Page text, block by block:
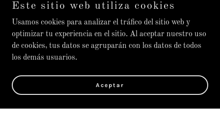
Este sitio web utiliza cookies
Usamos cookies para analizar el tráfico del sitio web y
optimizar tu experiencia en el sitio. Al aceptar nuestro uso
de cookies, tus datos se agruparán con los datos de todos
los demás usuarios.
Aceptar